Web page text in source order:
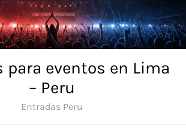
para eventos en Lima
– Peru
Entradas Peru